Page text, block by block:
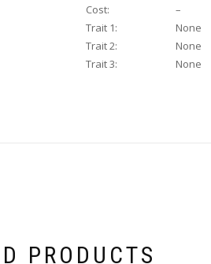
Cost:
–
Trait 1:
None
Trait 2:
None
Trait 3:
None
PRODUCTS